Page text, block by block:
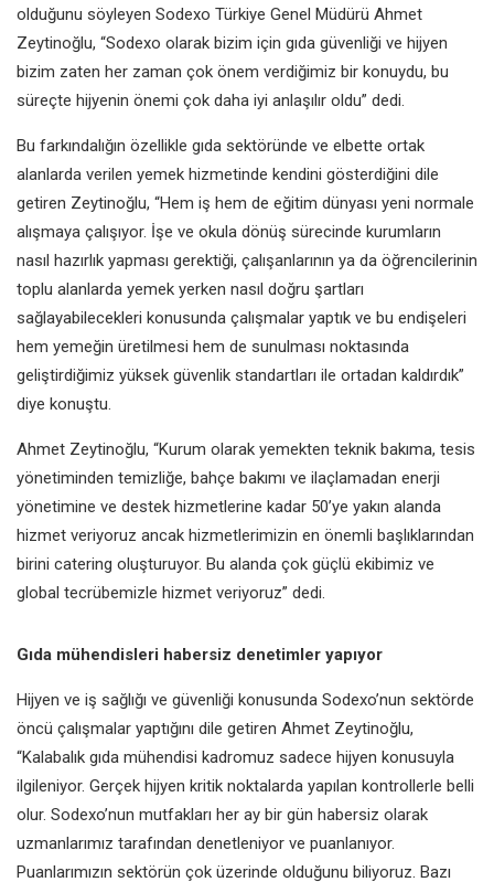
olduğunu söyleyen Sodexo Türkiye Genel Müdürü Ahmet
Zeytinoğlu, “Sodexo olarak bizim için gıda güvenliği ve hijyen
bizim zaten her zaman çok önem verdiğimiz bir konuydu, bu
süreçte hijyenin önemi çok daha iyi anlaşılır oldu” dedi.
Bu farkındalığın özellikle gıda sektöründe ve elbette ortak
alanlarda verilen yemek hizmetinde kendini gösterdiğini dile
getiren Zeytinoğlu, “Hem iş hem de eğitim dünyası yeni normale
alışmaya çalışıyor. İşe ve okula dönüş sürecinde kurumların
nasıl hazırlık yapması gerektiği, çalışanlarının ya da öğrencilerinin
toplu alanlarda yemek yerken nasıl doğru şartları
sağlayabilecekleri konusunda çalışmalar yaptık ve bu endişeleri
hem yemeğin üretilmesi hem de sunulması noktasında
geliştirdiğimiz yüksek güvenlik standartları ile ortadan kaldırdık”
diye konuştu.
Ahmet Zeytinoğlu, “Kurum olarak yemekten teknik bakıma, tesis
yönetiminden temizliğe, bahçe bakımı ve ilaçlamadan enerji
yönetimine ve destek hizmetlerine kadar 50’ye yakın alanda
hizmet veriyoruz ancak hizmetlerimizin en önemli başlıklarından
birini catering oluşturuyor. Bu alanda çok güçlü ekibimiz ve
global tecrübemizle hizmet veriyoruz” dedi.
Gıda mühendisleri habersiz denetimler yapıyor
Hijyen ve iş sağlığı ve güvenliği konusunda Sodexo’nun sektörde
öncü çalışmalar yaptığını dile getiren Ahmet Zeytinoğlu,
“Kalabalık gıda mühendisi kadromuz sadece hijyen konusuyla
ilgileniyor. Gerçek hijyen kritik noktalarda yapılan kontrollerle belli
olur. Sodexo’nun mutfakları her ay bir gün habersiz olarak
uzmanlarımız tarafından denetleniyor ve puanlanıyor.
Puanlarımızın sektörün çok üzerinde olduğunu biliyoruz. Bazı